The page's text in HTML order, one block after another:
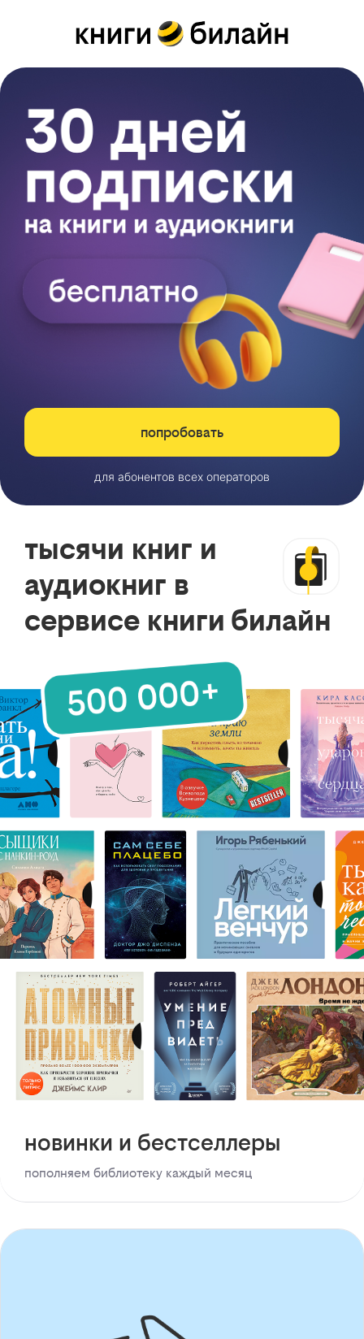
попробовать
для абонентов всех операторов
тысячи книг и
аудиокниг в
сервисе книги билайн
новинки и бестселлеры
пополняем библиотеку каждый месяц